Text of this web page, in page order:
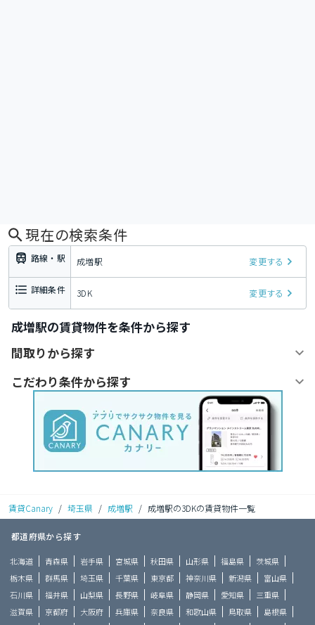
現在の検索条件
路線・駅 成増駅 変更する
詳細条件 3DK 変更する
成増駅の賃貸物件を条件から探す
間取りから探す
こだわり条件から探す
賃貸Canary / 埼玉県 / 成増駅 / 成増駅の3DKの賃貸物件一覧
都道府県から探す
北海道 青森県 岩手県 宮城県 秋田県 山形県 福島県
茨城県
栃木県
群馬県 埼玉県 千葉県 東京都 神奈川県 新潟県
富山県
石川県
福井県 山梨県 長野県 岐阜県 静岡県 愛知県
三重県
滋賀県
京都府 大阪府 兵庫県 奈良県 和歌山県 鳥取県
島根県